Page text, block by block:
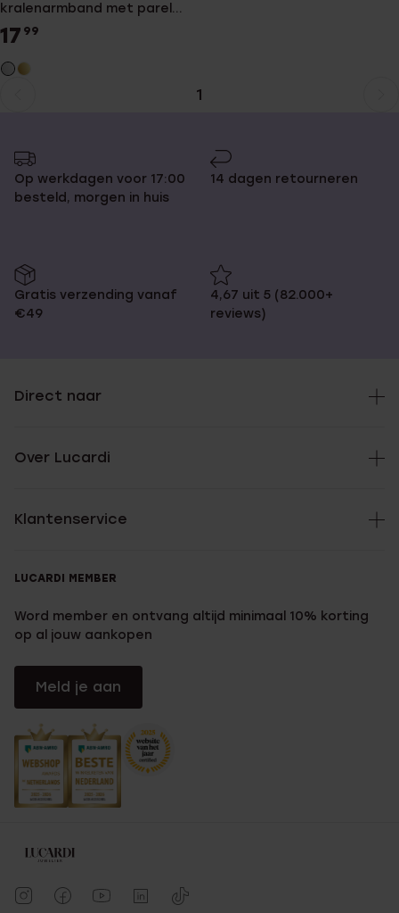
kralenarmband met parel
voor dames
17 99
1
Op werkdagen voor 17:00
besteld, morgen in huis
14 dagen retourneren
Gratis verzending vanaf
€49
4,67 uit 5 (82.000+
reviews)
Direct naar
Over Lucardi
Klantenservice
LUCARDI MEMBER
Word member en ontvang altijd minimaal 10% korting
op al jouw aankopen
Meld je aan